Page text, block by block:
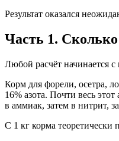
Результат оказался
Часть 1.
Любой расчёт начинается с
Корм для форели, осетра,
16% азота. Почти весь
в аммиак, затем в нитрит,
С 1 кг корма теоретически